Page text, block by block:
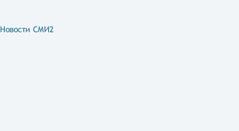
Новости СМИ2